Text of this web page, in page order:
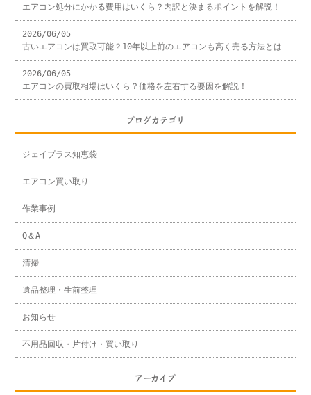
エアコン処分にかかる費用はいくら？内訳と決まるポイントを解説！
2026/06/05
古いエアコンは買取可能？10年以上前のエアコンも高く売る方法とは
2026/06/05
エアコンの買取相場はいくら？価格を左右する要因を解説！
ブログカテゴリ
ジェイプラス知恵袋
エアコン買い取り
作業事例
Q＆A
清掃
遺品整理・生前整理
お知らせ
不用品回収・片付け・買い取り
アーカイブ